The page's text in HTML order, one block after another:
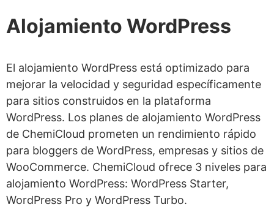
Alojamiento WordPress
El alojamiento WordPress está optimizado para
mejorar la velocidad y seguridad específicamente
para sitios construidos en la plataforma
WordPress. Los planes de alojamiento WordPress
de ChemiCloud prometen un rendimiento rápido
para bloggers de WordPress, empresas y sitios de
WooCommerce. ChemiCloud ofrece 3 niveles para
alojamiento WordPress: WordPress Starter,
WordPress Pro y WordPress Turbo.